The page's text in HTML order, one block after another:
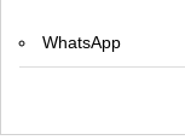
WhatsApp